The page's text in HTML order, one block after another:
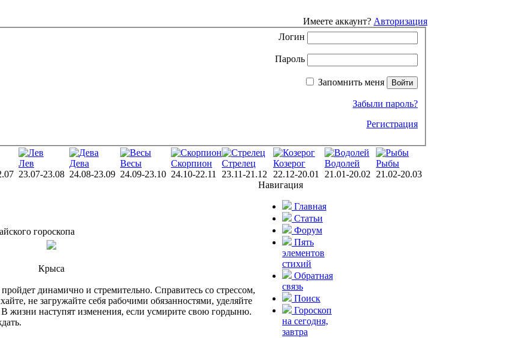
Имеете аккаунт? Авторизация
Логин
Пароль
Запомнить меня
Забыли пароль?
Регистрация
Лев
23.07-23.08
Дева
24.08-23.09
Весы
24.09-23.10
Скорпион
24.10-22.11
Стрелец
23.11-21.12
Козерог
22.12-20.01
Водолей
21.01-20.02
Рыбы
21.02-20.03
гороскопа
Крыса
динамично и стремительно. Справитесь со стрессом,
не загружайте себя рабочими обязанностями, уделяйте
жизни наступят изменения, если усмирите свою гордыню.
Навигация
Главная
Статьи
Форум
Пять
элементов
стихий
Обратная
связь
Поиск
Гороскоп
на сегодня,
завтра